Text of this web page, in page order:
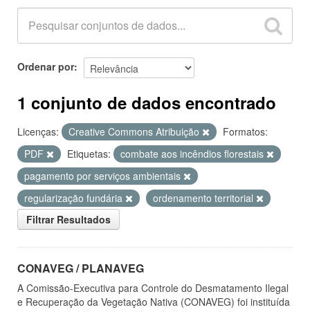
Ordenar por
1 conjunto de dados encontrado
Licenças: Creative Commons Atribuição
Formatos:
PDF
Etiquetas:
combate aos incêndios florestais
pagamento por serviços ambientais
regularização fundária
ordenamento territorial
Filtrar Resultados
CONAVEG / PLANAVEG
A Comissão-Executiva para Controle do Desmatamento Ilegal
e Recuperação da Vegetação Nativa (CONAVEG) foi instituída